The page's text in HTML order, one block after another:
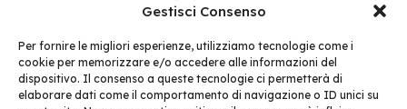
Gestisci Consenso
Per fornire le migliori esperienze, utilizziamo tecnologie come i
cookie per memorizzare e/o accedere alle informazioni del
dispositivo. Il consenso a queste tecnologie ci permetterà di
elaborare dati come il comportamento di navigazione o ID unici su
Lab
è realizzato grazie ai Fondi europei della Regione
Emilia-Romagna.